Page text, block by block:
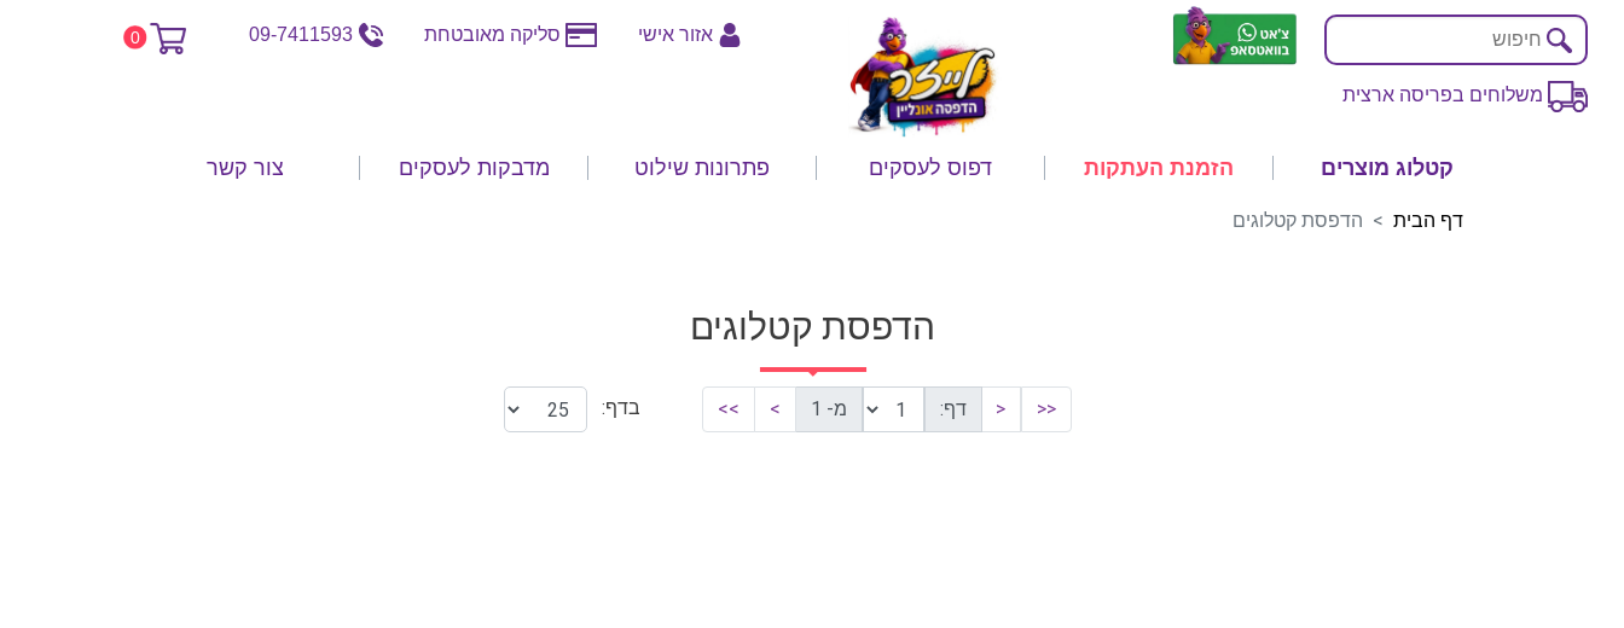
משלוחים בפריסה ארצית
אזור אישי סליקה מאובטחת 09-7411593
0
קטלוג מוצרים הזמנת העתקות דפוס לעסקים פתרונות שילוט מדבקות לעסקים צור קשר
דף הבית הדפסת קטלוגים
הדפסת קטלוגים
<<
< דף: מ- 1 >
>> בדף: